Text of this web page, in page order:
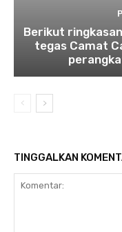
Berikut
tegas Camat
TINGGALKAN